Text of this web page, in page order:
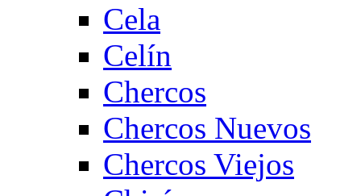
Cela
Celín
Chercos
Chercos Nuevos
Chercos Viejos